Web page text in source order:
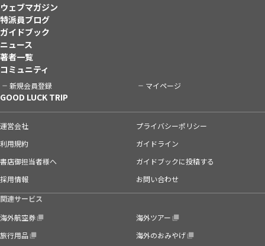
ウェブマガジン
特派員ブログ
ガイドブック
ニュース
著者一覧
コミュニティ
新規会員登録 マイページ
GOOD LUCK TRIP
運営会社
プライバシーポリシー
利用規約
ガイドライン
書店御担当者様へ
ガイドブックに投稿する
採用情報
お問い合わせ
関連サービス
海外航空券
海外ツアー
旅行用品
海外のおみやげ